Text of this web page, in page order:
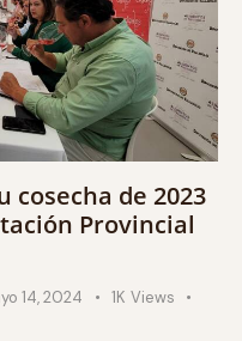
cosecha de 2023
Provincial
14, 2024 1K Views